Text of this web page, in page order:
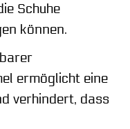
Schuhe
können.
ermöglicht eine
verhindert, dass